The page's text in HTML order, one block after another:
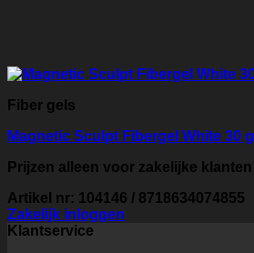
Fiber gels
Magnetic Sculpt Fibergel White 30 g
Prijzen alleen voor zakelijke klanten
Artikel nr: 104146 / 8718634074855
Zakelijk inloggen
Klantservice